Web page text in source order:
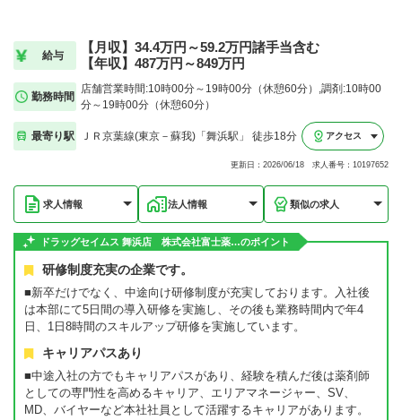
給与
【月収】34.4万円～59.2万円諸手当含む
【年収】487万円～849万円
勤務時間
店舗営業時間:10時00分～19時00分（休憩60分）,調剤:10時00
分～19時00分（休憩60分）
最寄り駅 ＪＲ京葉線(東京－蘇我)「舞浜駅」 徒歩18分 アクセス
更新日：2026/06/18 求人番号：10197652
求人情報 法人情報 類似の求人
ドラッグセイムス 舞浜店 株式会社富士薬…のポイント
研修制度充実の企業です。
■新卒だけでなく、中途向け研修制度が充実しております。入社後
は本部にて5日間の導入研修を実施し、その後も業務時間内で年4
日、1日8時間のスキルアップ研修を実施しています。
キャリアパスあり
■中途入社の方でもキャリアパスがあり、経験を積んだ後は薬剤師
としての専門性を高めるキャリア、エリアマネージャー、SV、
MD、バイヤーなど本社社員として活躍するキャリアがあります。